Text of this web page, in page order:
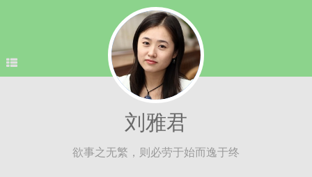
刘雅君
欲事之无繁，则必劳于始而逸于终